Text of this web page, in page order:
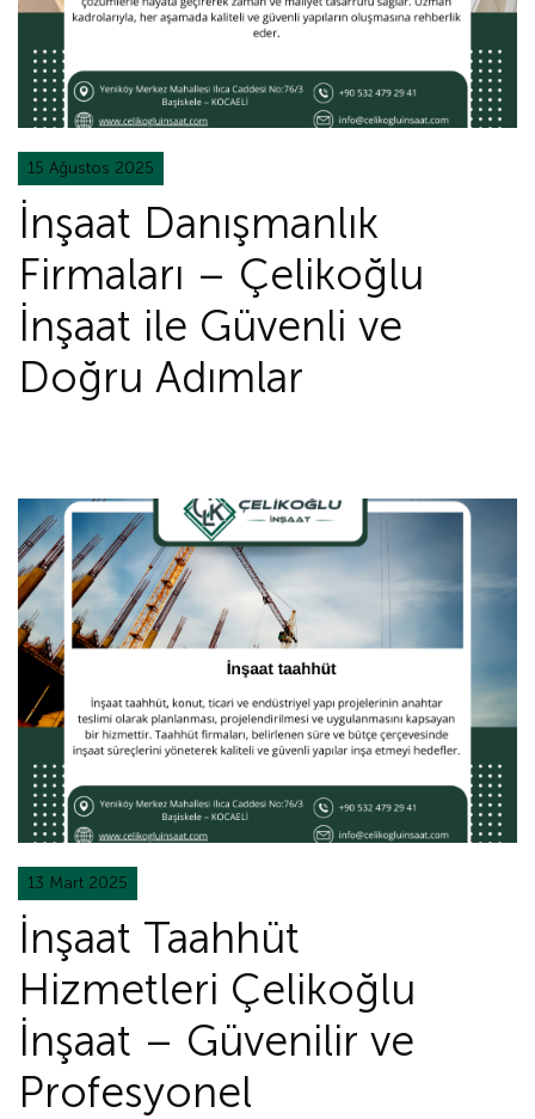
15 Ağustos 2025
İnşaat Danışmanlık
Firmaları – Çelikoğlu
İnşaat ile Güvenli ve
Doğru Adımlar
13 Mart 2025
İnşaat Taahhüt
Hizmetleri Çelikoğlu
İnşaat – Güvenilir ve
Profesyonel